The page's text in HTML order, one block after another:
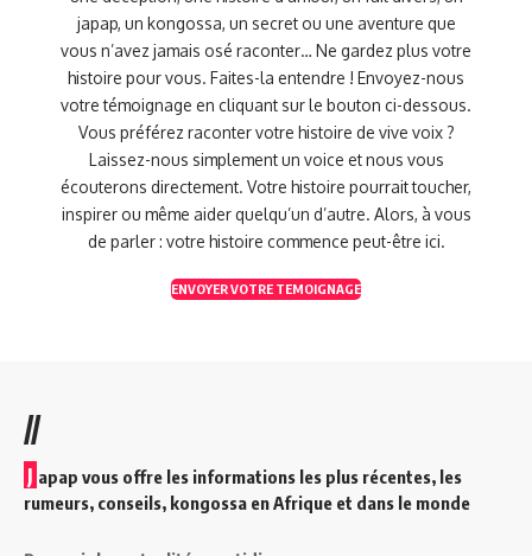
japap, un kongossa, un secret ou une aventure que
vous n’avez jamais osé raconter… Ne gardez plus votre
histoire pour vous. Faites-la entendre ! Envoyez-nous
votre témoignage en cliquant sur le bouton ci-dessous.
Vous préférez raconter votre histoire de vive voix ?
Laissez-nous simplement un voice et nous vous
écouterons directement. Votre histoire pourrait toucher,
inspirer ou même aider quelqu’un d’autre. Alors, à vous
de parler : votre histoire commence peut-être ici.
ENVOYER VOTRE TEMOIGNAGE
//
J apap vous offre les informations les plus récentes, les
rumeurs, conseils, kongossa en Afrique et dans le monde